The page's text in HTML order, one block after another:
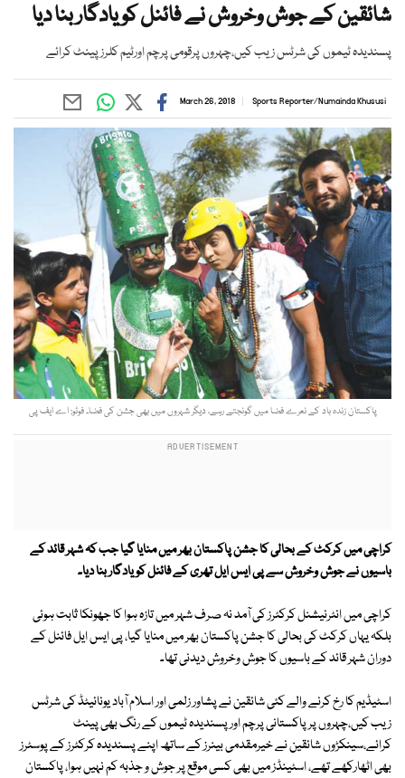
شائقین کے جوش وخروش نے فائنل کو یادگار بنا دیا
پسندیدہ ٹیموں کی شرٹس زیب کیں،چہروں پرقومی پرچم اورٹیم کلرزپینٹ کرائے
Sports Reporter/Numainda Khususi
March 26, 2018
پاکستان زندہ باد کے نعرے فضا میں گونجتے رہے، دیگر شہروں میں بھی جشن کی فضا۔ فوٹو: اے ایف پی
کراچی میں کرکٹ کے بحالی کا جشن پاکستان بھر میں منایا گیا جب کہ شہر قائد کے
باسیوں نے جوش وخروش سے پی ایس ایل تھری کے فائنل کو یادگار بنا دیا۔
کراچی میں انٹرنیشنل کرکٹرز کی آمد نہ صرف شہر میں تازہ ہوا کا جھونکا ثابت ہوئی
بلکہ یہاں کرکٹ کی بحالی کا جشن پاکستان بھر میں منایا گیا، پی ایس ایل فائنل کے
دوران شہر قائد کے باسیوں کا جوش وخروش دیدنی تھا۔
اسٹیڈیم کا رخ کرنے والے کئی شائقین نے پشاور زلمی اور اسلام آباد یونائیٹڈ کی شرٹس
زیب کیں،چہروں پر پاکستانی پرچم اور پسندیدہ ٹیموں کے رنگ بھی پینٹ
کرائے،سینکڑوں شائقین نے خیرمقدمی بینرز کے ساتھ اپنے پسندیدہ کرکٹرز کے پوسٹرز
بھی اٹھارکھے تھے، اسٹینڈز میں بھی کسی موقع پر جوش و جذبہ کم نہیں ہوا، پاکستان